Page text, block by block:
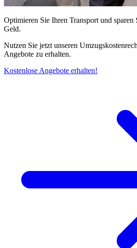
Optimieren Sie Ihren Transport und sparen
Geld.
Nutzen Sie jetzt unseren
Angebote zu erhalten.
Kostenlose Angebote erhalten!